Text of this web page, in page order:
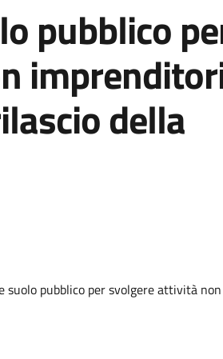
pubblico
della
suolo pubblico per svolgere attività non